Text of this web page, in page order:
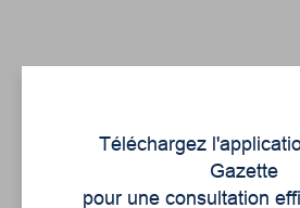
Articles récents
Un siècle de Mauriciennes
Téléchargez
Gazette
pour une consultation